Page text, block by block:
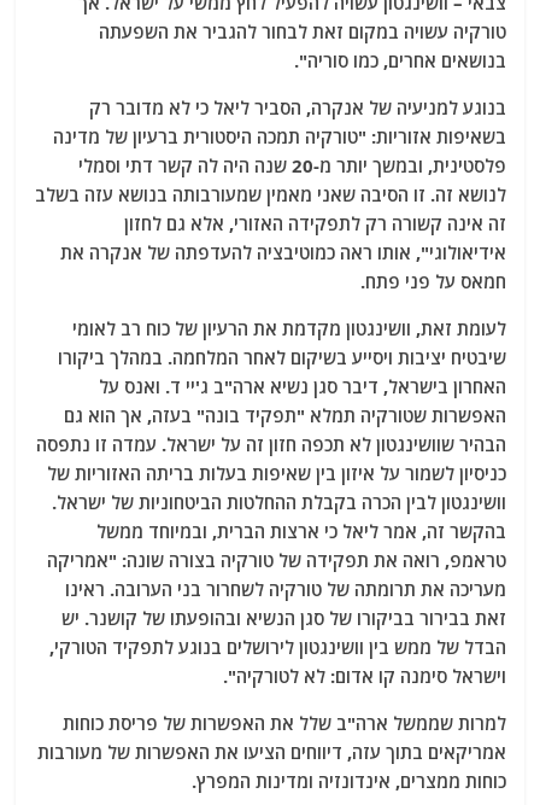
טורקיה עשויה במקום זאת לבחור להגביר את השפעתה
בנושאים אחרים, כמו סוריה".
בנוגע למניעיה של אנקרה, הסביר ליאל כי לא מדובר רק
בשאיפות אזוריות: "טורקיה תמכה היסטורית ברעיון של מדינה
פלסטינית, ובמשך יותר מ-20 שנה היה לה קשר דתי וסמלי
לנושא זה. זו הסיבה שאני מאמין שמעורבותה בנושא עזה בשלב
זה אינה קשורה רק לתפקידה האזורי, אלא גם לחזון
אידיאולוגי", אותו ראה כמוטיבציה להעדפתה של אנקרה את
חמאס על פני פתח.
לעומת זאת, וושינגטון מקדמת את הרעיון של כוח רב לאומי
שיבטיח יציבות ויסייע בשיקום לאחר המלחמה. במהלך ביקורו
האחרון בישראל, דיבר סגן נשיא ארה"ב ג'יי ד. ואנס על
האפשרות שטורקיה תמלא "תפקיד בונה" בעזה, אך הוא גם
הבהיר שוושינגטון לא תכפה חזון זה על ישראל. עמדה זו נתפסה
כניסיון לשמור על איזון בין שאיפות בעלות בריתה האזוריות של
וושינגטון לבין הכרה בקבלת ההחלטות הביטחוניות של ישראל.
בהקשר זה, אמר ליאל כי ארצות הברית, ובמיוחד ממשל
טראמפ, רואה את תפקידה של טורקיה בצורה שונה: "אמריקה
מעריכה את תרומתה של טורקיה לשחרור בני הערובה. ראינו
זאת בבירור בביקורו של סגן הנשיא ובהופעתו של קושנר. יש
הבדל של ממש בין וושינגטון לירושלים בנוגע לתפקיד הטורקי,
וישראל סימנה קו אדום: לא לטורקיה".
למרות שממשל ארה"ב שלל את האפשרות של פריסת כוחות
אמריקאים בתוך עזה, דיווחים הציעו את האפשרות של מעורבות
כוחות ממצרים, אינדונזיה ומדינות המפרץ.